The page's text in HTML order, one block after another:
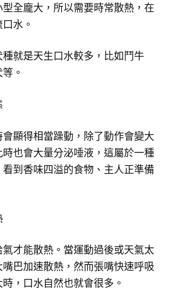
全龐大，所以需要時常散熱，在
水。
就是天生口水較多，比如鬥牛
。
顯得相當躁動，除了動作會變大
也會大量分泌唾液，這屬於一種
到香味四溢的食物、主人正準備
才能散熱。當運動過後或天氣太
巴加速散熱，然而張嘴快速呼吸
，口水自然也就會很多。